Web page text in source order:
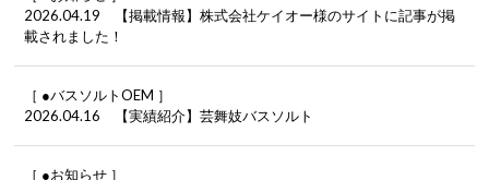
2026.04.19 【掲載情報】株式会社ケイオー様のサイトに記事が掲
載されました！
［ ●バスソルトOEM ］
2026.04.16 【実績紹介】芸舞妓バスソルト
［ ●お知らせ ］